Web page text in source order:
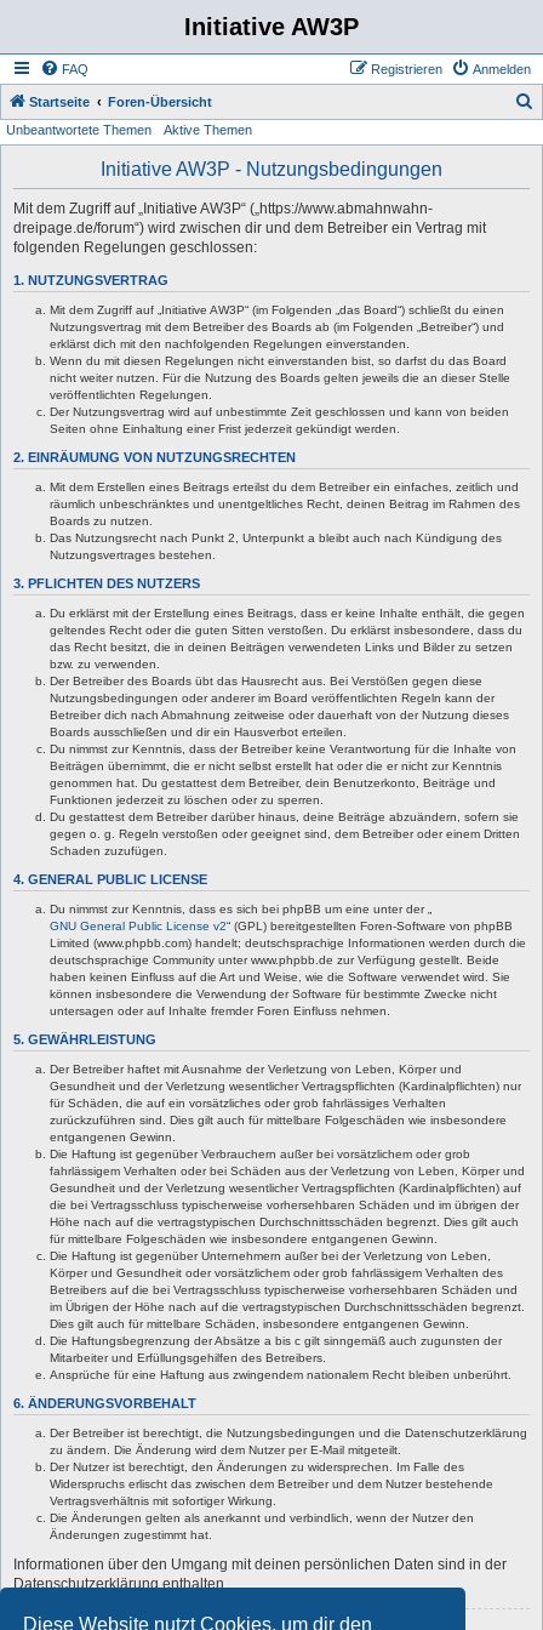
Diese Website nutzt Cookies, um dir den
Initiative AW3P
FAQ Anmelden
Registrieren
Startseite Foren-Übersicht
Unbeantwortete Themen Aktive Themen
Initiative AW3P - Nutzungsbedingungen
Mit dem Zugriff auf „Initiative AW3P“ („https://www.abmahnwahn-
dreipage.de/forum“) wird zwischen dir und dem Betreiber ein Vertrag mit
folgenden Regelungen geschlossen:
1. NUTZUNGSVERTRAG
Mit dem Zugriff auf „Initiative AW3P“ (im Folgenden „das Board“) schließt du einen
Nutzungsvertrag mit dem Betreiber des Boards ab (im Folgenden „Betreiber“) und
erklärst dich mit den nachfolgenden Regelungen einverstanden.
Wenn du mit diesen Regelungen nicht einverstanden bist, so darfst du das Board
nicht weiter nutzen. Für die Nutzung des Boards gelten jeweils die an dieser Stelle
veröffentlichten Regelungen.
Der Nutzungsvertrag wird auf unbestimmte Zeit geschlossen und kann von beiden
Seiten ohne Einhaltung einer Frist jederzeit gekündigt werden.
2. EINRÄUMUNG VON NUTZUNGSRECHTEN
Mit dem Erstellen eines Beitrags erteilst du dem Betreiber ein einfaches, zeitlich und
räumlich unbeschränktes und unentgeltliches Recht, deinen Beitrag im Rahmen des
Boards zu nutzen.
Das Nutzungsrecht nach Punkt 2, Unterpunkt a bleibt auch nach Kündigung des
Nutzungsvertrages bestehen.
3. PFLICHTEN DES NUTZERS
Du erklärst mit der Erstellung eines Beitrags, dass er keine Inhalte enthält, die gegen
geltendes Recht oder die guten Sitten verstoßen. Du erklärst insbesondere, dass du
das Recht besitzt, die in deinen Beiträgen verwendeten Links und Bilder zu setzen
bzw. zu verwenden.
Der Betreiber des Boards übt das Hausrecht aus. Bei Verstößen gegen diese
Nutzungsbedingungen oder anderer im Board veröffentlichten Regeln kann der
Betreiber dich nach Abmahnung zeitweise oder dauerhaft von der Nutzung dieses
Boards ausschließen und dir ein Hausverbot erteilen.
Du nimmst zur Kenntnis, dass der Betreiber keine Verantwortung für die Inhalte von
Beiträgen übernimmt, die er nicht selbst erstellt hat oder die er nicht zur Kenntnis
genommen hat. Du gestattest dem Betreiber, dein Benutzerkonto, Beiträge und
Funktionen jederzeit zu löschen oder zu sperren.
Du gestattest dem Betreiber darüber hinaus, deine Beiträge abzuändern, sofern sie
gegen o. g. Regeln verstoßen oder geeignet sind, dem Betreiber oder einem Dritten
Schaden zuzufügen.
4. GENERAL PUBLIC LICENSE
Du nimmst zur Kenntnis, dass es sich bei phpBB um eine unter der „
GNU General Public License v2“ (GPL) bereitgestellten Foren-Software von phpBB
Limited (www.phpbb.com) handelt; deutschsprachige Informationen werden durch die
deutschsprachige Community unter www.phpbb.de zur Verfügung gestellt. Beide
haben keinen Einfluss auf die Art und Weise, wie die Software verwendet wird. Sie
können insbesondere die Verwendung der Software für bestimmte Zwecke nicht
untersagen oder auf Inhalte fremder Foren Einfluss nehmen.
5. GEWÄHRLEISTUNG
Der Betreiber haftet mit Ausnahme der Verletzung von Leben, Körper und
Gesundheit und der Verletzung wesentlicher Vertragspflichten (Kardinalpflichten) nur
für Schäden, die auf ein vorsätzliches oder grob fahrlässiges Verhalten
zurückzuführen sind. Dies gilt auch für mittelbare Folgeschäden wie insbesondere
entgangenen Gewinn.
Die Haftung ist gegenüber Verbrauchern außer bei vorsätzlichem oder grob
fahrlässigem Verhalten oder bei Schäden aus der Verletzung von Leben, Körper und
Gesundheit und der Verletzung wesentlicher Vertragspflichten (Kardinalpflichten) auf
die bei Vertragsschluss typischerweise vorhersehbaren Schäden und im übrigen der
Höhe nach auf die vertragstypischen Durchschnittsschäden begrenzt. Dies gilt auch
für mittelbare Folgeschäden wie insbesondere entgangenen Gewinn.
Die Haftung ist gegenüber Unternehmern außer bei der Verletzung von Leben,
Körper und Gesundheit oder vorsätzlichem oder grob fahrlässigem Verhalten des
Betreibers auf die bei Vertragsschluss typischerweise vorhersehbaren Schäden und
im Übrigen der Höhe nach auf die vertragstypischen Durchschnittsschäden begrenzt.
Dies gilt auch für mittelbare Schäden, insbesondere entgangenen Gewinn.
Die Haftungsbegrenzung der Absätze a bis c gilt sinngemäß auch zugunsten der
Mitarbeiter und Erfüllungsgehilfen des Betreibers.
Ansprüche für eine Haftung aus zwingendem nationalem Recht bleiben unberührt.
6. ÄNDERUNGSVORBEHALT
Der Betreiber ist berechtigt, die Nutzungsbedingungen und die Datenschutzerklärung
zu ändern. Die Änderung wird dem Nutzer per E-Mail mitgeteilt.
Der Nutzer ist berechtigt, den Änderungen zu widersprechen. Im Falle des
Widerspruchs erlischt das zwischen dem Betreiber und dem Nutzer bestehende
Vertragsverhältnis mit sofortiger Wirkung.
Die Änderungen gelten als anerkannt und verbindlich, wenn der Nutzer den
Änderungen zugestimmt hat.
Informationen über den Umgang mit deinen persönlichen Daten sind in der
Datenschutzerklärung enthalten.